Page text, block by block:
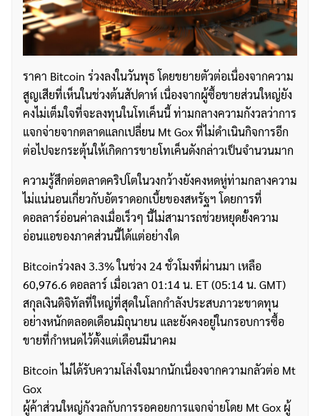
ราคา Bitcoin ร่วงลงในวันพุธ โดยขยายตัวต่อเนื่องจากความ
สูญเสียที่เห็นในช่วงต้นสัปดาห์ เนื่องจากผู้ซื้อขายส่วนใหญ่ยัง
คงไม่เต็มใจที่จะลงทุนในโทเค็นนี้ ท่ามกลางความกังวลว่าการ
แจกจ่ายจากตลาดแลกเปลี่ยน Mt Gox ที่ไม่ดำเนินกิจการอีก
ต่อไปจะกระตุ้นให้เกิดการขายโทเค็นดังกล่าวเป็นจำนวนมาก
ความรู้สึกต่อตลาดคริปโตในวงกว้างยังคงหดหู่ท่ามกลางความ
ไม่แน่นอนเกี่ยวกับอัตราดอกเบี้ยของสหรัฐฯ โดยการที่
ดอลลาร์อ่อนค่าลงเมื่อเร็วๆ นี้ไม่สามารถช่วยหยุดยั้งความ
อ่อนแอของภาคส่วนนี้ได้แต่อย่างใด
Bitcoinร่วงลง 3.3% ในช่วง 24 ชั่วโมงที่ผ่านมา เหลือ
60,976.6 ดอลลาร์ เมื่อเวลา 01:14 น. ET (05:14 น. GMT)
สกุลเงินดิจิทัลที่ใหญ่ที่สุดในโลกกำลังประสบภาวะขาดทุน
อย่างหนักตลอดเดือนมิถุนายน และยังคงอยู่ในกรอบการซื้อ
ขายที่กำหนดไว้ตั้งแต่เดือนมีนาคม
Bitcoin ไม่ได้รับความโล่งใจมากนักเนื่องจากความกลัวต่อ Mt
Gox
ผู้ค้าส่วนใหญ่กังวลกับการรอคอยการแจกจ่ายโดย Mt Gox ผู้